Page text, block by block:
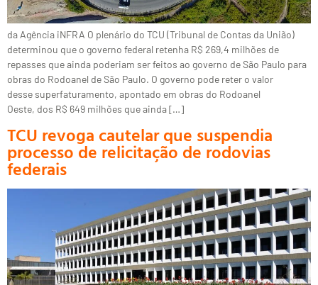
da Agência iNFRA O plenário do TCU (Tribunal de Contas da União)
determinou que o governo federal retenha R$ 269,4 milhões de
repasses que ainda poderiam ser feitos ao governo de São Paulo para
obras do Rodoanel de São Paulo. O governo pode reter o valor
desse superfaturamento, apontado em obras do Rodoanel
Oeste, dos R$ 649 milhões que ainda […]
TCU revoga cautelar que suspendia
processo de relicitação de rodovias
federais